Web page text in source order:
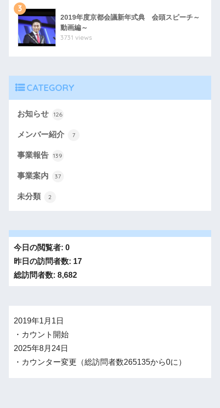
3
2019年度京都会議新年式典 会頭スピーチ～
動画編～
3731 views
CATEGORY
お知らせ 126
メンバー紹介 7
事業報告 139
事業案内 37
未分類 2
今日の閲覧者: 0
昨日の訪問者数: 17
総訪問者数: 8,682
2019年1月1日
・カウント開始
2025年8月24日
・カウンター変更（総訪問者数265135から0に）